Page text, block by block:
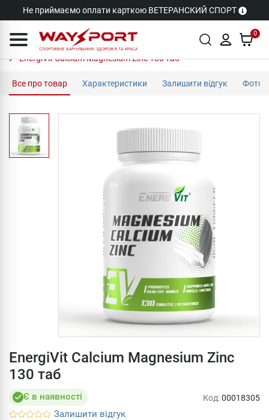
Не приймаємо оплати карткою ВЕТЕРАНСКИЙ СПОРТ
0
EnergiVit Calcium Magnesium Zinc 130 таб
Все про товар Характеристики Залишити відгук Фото
EnergiVit Calcium Magnesium Zinc
130 таб
Є в наявності
Залишити відгук
Код:00018305